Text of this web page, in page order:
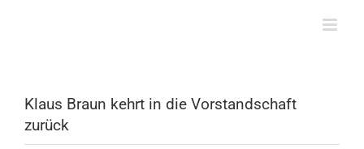
Klaus Braun kehrt in die Vorstandschaft
zurück